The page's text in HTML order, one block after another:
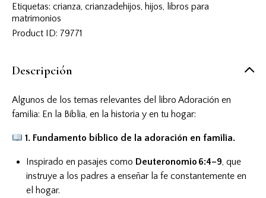
Etiquetas: crianza, crianzadehijos, hijos, libros para
matrimonios
Product ID: 79771
Descripción
Algunos de los temas relevantes del libro Adoración en
familia: En la Biblia, en la historia y en tu hogar:
1. Fundamento bíblico de la adoración en familia.
Inspirado en pasajes como Deuteronomio 6:4–9, que
instruye a los padres a enseñar la fe constantemente en
el hogar.